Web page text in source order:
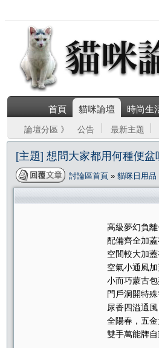
首頁 貓咪論壇 時尚生
論壇分區 》 公告 最新主題
[主題] 想問大家都用何種便盆
討論區首頁 » 貓咪日用品
高級夢幻負
配備齊全加
空間較大加
空氣小通風
小而巧蒙古
門戶洞開特
尿香四溢通
全陽春，五
雙手萬能牌